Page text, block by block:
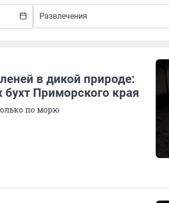
Развлечения
в дикой природе:
Приморского края
по морю